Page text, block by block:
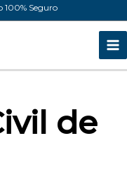
100% Seguro
de